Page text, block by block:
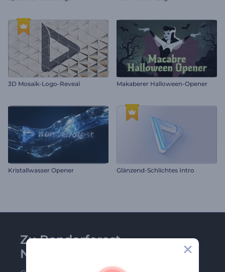
3D Mosaik-Logo-Reveal Makaberer Halloween-Opener
Kristallwasser Opener Glänzend-Schlichtes Intro
Zu Renderforest-
Newsletter anmelden